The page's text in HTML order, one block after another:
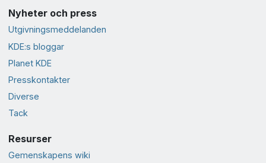
Nyheter och press
Utgivningsmeddelanden
KDE:s bloggar
Planet KDE
Presskontakter
Diverse
Tack
Resurser
Gemenskapens wiki